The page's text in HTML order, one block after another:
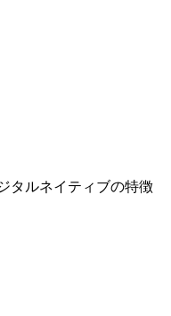
タルネイティブの特徴